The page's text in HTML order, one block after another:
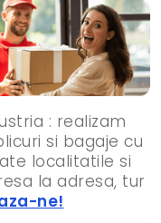
: realizam
si bagaje cu
localitatile si
la adresa, tur
ne!